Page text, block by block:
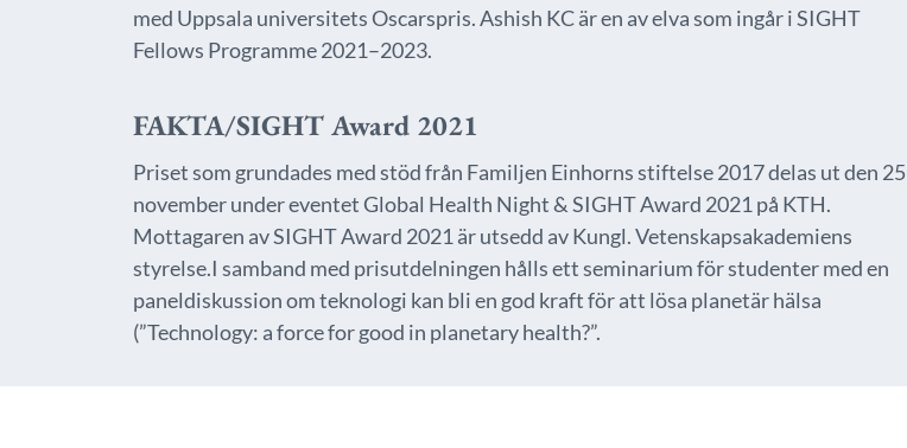
med Uppsala universitets Oscarspris. Ashish KC är en av elva som ingår i SIGHT
Fellows Programme 2021–2023.
FAKTA/SIGHT Award 2021
Priset som grundades med stöd från Familjen Einhorns stiftelse 2017 delas ut den 25
november under eventet Global Health Night & SIGHT Award 2021 på KTH.
Mottagaren av SIGHT Award 2021 är utsedd av Kungl. Vetenskapsakademiens
styrelse.I samband med prisutdelningen hålls ett seminarium för studenter med en
paneldiskussion om teknologi kan bli en god kraft för att lösa planetär hälsa
(”Technology: a force for good in planetary health?”.